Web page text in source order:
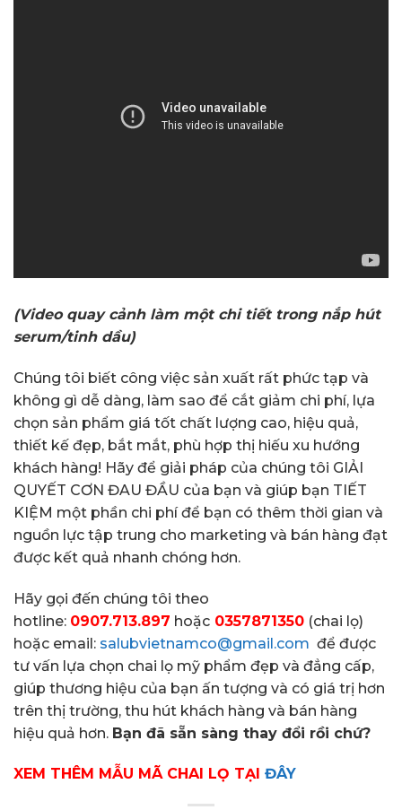
(Video quay cảnh làm một chi tiết trong nắp hút
serum/tinh dầu)
Chúng tôi biết công việc sản xuất rất phức tạp và
không gì dễ dàng, làm sao để cắt giảm chi phí, lựa
chọn sản phẩm giá tốt chất lượng cao, hiệu quả,
thiết kế đẹp, bắt mắt, phù hợp thị hiếu xu hướng
khách hàng! Hãy để giải pháp của chúng tôi GIẢI
QUYẾT CƠN ĐAU ĐẦU của bạn và giúp bạn TIẾT
KIỆM một phần chi phí để bạn có thêm thời gian và
nguồn lực tập trung cho marketing và bán hàng đạt
được kết quả nhanh chóng hơn.
Hãy gọi đến chúng tôi theo
hotline: 0907.713.897 hoặc 0357871350 (chai lọ)
hoặc email: salubvietnamco@gmail.com để được
tư vấn lựa chọn chai lọ mỹ phẩm đẹp và đẳng cấp,
giúp thương hiệu của bạn ấn tượng và có giá trị hơn
trên thị trường, thu hút khách hàng và bán hàng
hiệu quả hơn. Bạn đã sẵn sàng thay đổi rồi chứ?
XEM THÊM MẪU MÃ CHAI LỌ TẠI ĐÂY